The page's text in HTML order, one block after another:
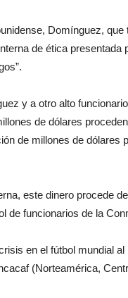
Domínguez,
de ética
y a otro alto
de dólares
de millones de dólares
este dinero procede
de funcionarios de la
en el fútbol mundial
(Norteamérica,